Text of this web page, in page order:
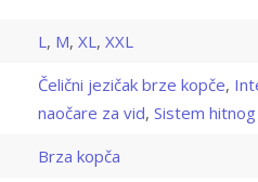
L , M, XL , XXL
Čelični jezičak brze kopče,
naočare za vid, Sistem
Brza kopča